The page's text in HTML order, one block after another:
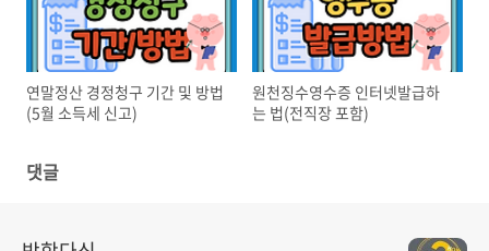
연말정산 경정청구 기간 및 방법
(5월 소득세 신고)
원천징수영수증 인터넷발급하
는 법(전직장 포함)
댓글